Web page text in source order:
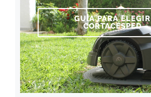
GUÍA PARA ELEGIR
CORTACÉSPED